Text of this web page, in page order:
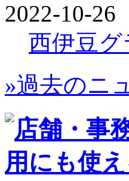
2022-10-26
西伊豆
»過去のニ